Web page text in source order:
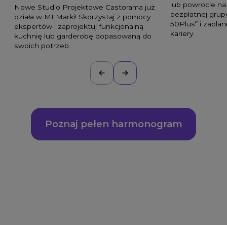
Nowe Studio Projektowe Castorama już
działa w M1 Marki! Skorzystaj z pomocy
ekspertów i zaprojektuj funkcjonalną
kuchnię lub garderobę dopasowaną do
swoich potrzeb.
lub powrocie na
bezpłatnej
50Plus” i
kariery.
Poznaj pełen harmonogram